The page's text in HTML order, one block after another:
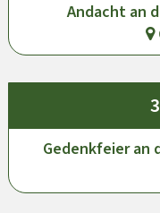
Andacht an
Gedenkfeier an